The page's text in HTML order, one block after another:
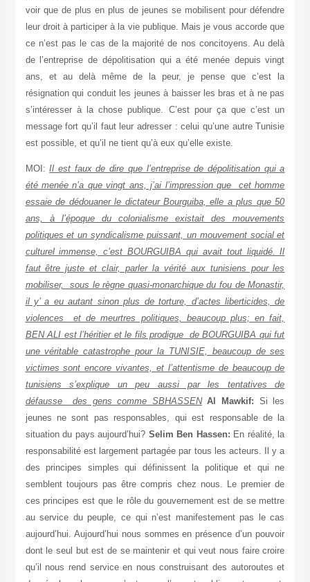
voir que de plus en plus de jeunes se mobilisent pour défendre
leur droit à participer à la vie publique. Mais je vous accorde que
ce n’est pas le cas de la majorité de nos concitoyens. Au delà
de l’entreprise de dépolitisation qui a été menée depuis vingt
ans, et au delà même de la peur, je pense que c’est la
résignation qui conduit les jeunes à baisser les bras et à ne pas
s’intéresser à la chose publique. C’est pour ça que c’est un
message fort qu’il faut leur adresser : celui qu’une autre Tunisie
est possible, et qu’il ne tient qu’à eux qu’elle existe.
MOI:Il est faux de dire que l’entreprise de dépolitisation qui a
été menée n’a que vingt ans, j’ai l’impression que cet homme
essaie de dédouaner le dictateur Bourguiba, elle a plus que 50
ans, à l’époque du colonialisme existait des mouvements
politiques et un syndicalisme puissant, un mouvement social et
culturel immense, c’est BOURGUIBA qui avait tout liquidé. Il
faut être juste et clair, parler la vérité aux tunisiens pour les
mobiliser, sous le règne quasi-monarchique du fou de Monastir,
il y’ a eu autant sinon plus de torture, d’actes liberticides, de
violences et de meurtres politiques, beaucoup plus; en fait,
BEN ALI est l’héritier et le fils prodigue de BOURGUIBA qui fut
une véritable catastrophe pour la TUNISIE, beaucoup de ses
victimes sont encore vivantes, et l’attentisme de beaucoup de
tunisiens s’explique un peu aussi par les tentatives de
défausse des gens comme SBHASSEN Al Mawkif: Si les
jeunes ne sont pas responsables, qui est responsable de la
situation du pays aujourd’hui? Selim Ben Hassen: En réalité, la
responsabilité est largement partagée par tous les acteurs. Il y a
des principes simples qui définissent la politique et qui ne
semblent toujours pas être compris chez nous. Le premier de
ces principes est que le rôle du gouvernement est de se mettre
au service du peuple, ce qui n’est manifestement pas le cas
aujourd’hui. Aujourd’hui nous sommes en présence d’un pouvoir
dont le seul but est de se maintenir et qui veut nous faire croire
qu’il nous rend service en nous construisant des autoroutes et